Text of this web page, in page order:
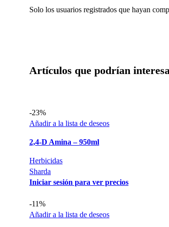
Solo los usuarios registrados que hayan
Artículos que podrían
-23%
Añadir a la lista de deseos
2,4-D Amina – 950ml
Herbicidas
Sharda
Iniciar sesión para ver precios
-11%
Añadir a la lista de deseos